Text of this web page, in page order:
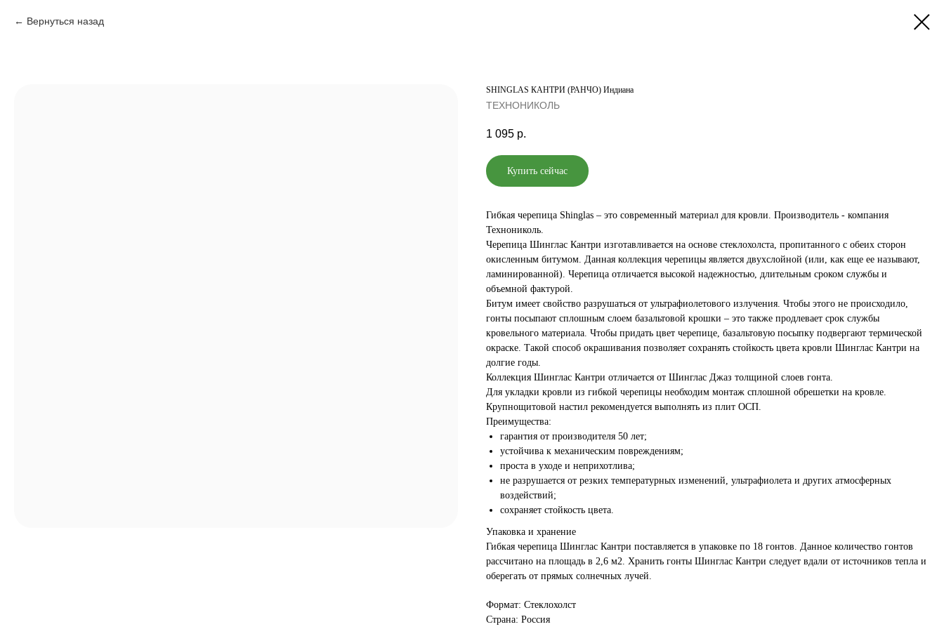
Вернуться назад
SHINGLAS КАНТРИ (РАНЧО) Индиана
ТЕХНОНИКОЛЬ
1 095 р.
Купить сейчас
Гибкая черепица Shinglas – это современный материал для кровли. Производитель - компания
Технониколь.
Черепица Шинглас Кантри изготавливается на основе стеклохолста, пропитанного с обеих сторон
окисленным битумом. Данная коллекция черепицы является двухслойной (или, как еще ее называют,
ламинированной). Черепица отличается высокой надежностью, длительным сроком службы и
объемной фактурой.
Битум имеет свойство разрушаться от ультрафиолетового излучения. Чтобы этого не происходило,
гонты посыпают сплошным слоем базальтовой крошки – это также продлевает срок службы
кровельного материала. Чтобы придать цвет черепице, базальтовую посыпку подвергают термической
окраске. Такой способ окрашивания позволяет сохранять стойкость цвета кровли Шинглас Кантри на
долгие годы.
Коллекция Шинглас Кантри отличается от Шинглас Джаз толщиной слоев гонта.
Для укладки кровли из гибкой черепицы необходим монтаж сплошной обрешетки на кровле.
Крупнощитовой настил рекомендуется выполнять из плит ОСП.
Преимущества:
гарантия от производителя 50 лет;
устойчива к механическим повреждениям;
проста в уходе и неприхотлива;
не разрушается от резких температурных изменений, ультрафиолета и других атмосферных
воздействий;
сохраняет стойкость цвета.
Упаковка и хранение
Гибкая черепица Шинглас Кантри поставляется в упаковке по 18 гонтов. Данное количество гонтов
рассчитано на площадь в 2,6 м2. Хранить гонты Шинглас Кантри следует вдали от источников тепла и
оберегать от прямых солнечных лучей.
Формат: Стеклохолст
Страна: Россия